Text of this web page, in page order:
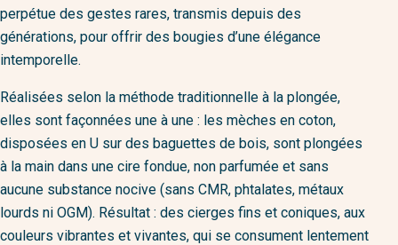
perpétue des gestes rares, transmis depuis des
générations, pour offrir des bougies d’une élégance
intemporelle.
Réalisées selon la méthode traditionnelle à la plongée,
elles sont façonnées une à une : les mèches en coton,
disposées en U sur des baguettes de bois, sont plongées
à la main dans une cire fondue, non parfumée et sans
aucune substance nocive (sans CMR, phtalates, métaux
lourds ni OGM). Résultat : des cierges fins et coniques, aux
couleurs vibrantes et vivantes, qui se consument lentement